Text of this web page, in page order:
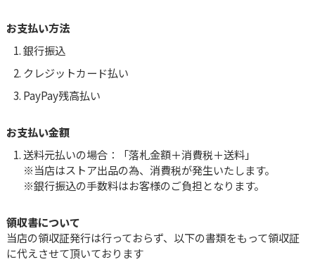
お支払い方法
銀行振込
クレジットカード払い
PayPay残高払い
お支払い金額
送料元払いの場合：「落札金額＋消費税＋送料」
当店はストア出品の為、消費税が発生いたします。
銀行振込の手数料はお客様のご負担となります。
領収書について
当店の領収証発行は行っておらず、以下の書類をもって領収証
に代えさせて頂いております